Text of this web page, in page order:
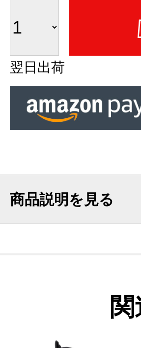
翌日出荷
商品説明を見る